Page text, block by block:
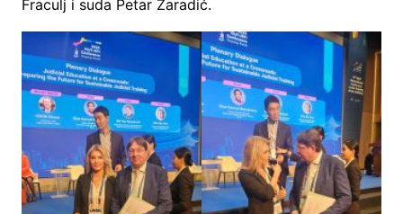
Fraculj i suda Petar Zaradić.